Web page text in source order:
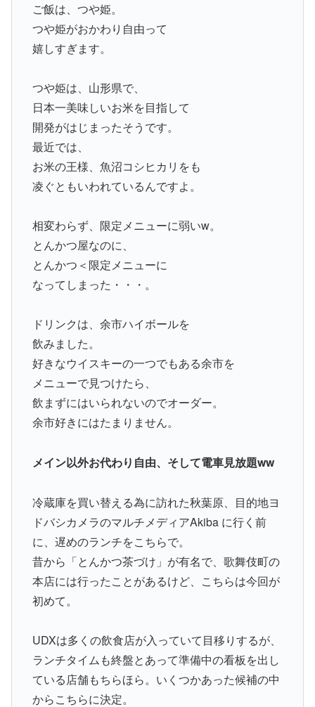
ご飯は、つや姫。
つや姫がおかわり自由って
嬉しすぎます。
つや姫は、山形県で、
日本一美味しいお米を目指して
開発がはじまったそうです。
最近では、
お米の王様、魚沼コシヒカリをも
凌ぐともいわれているんですよ。
相変わらず、限定メニューに弱いw。
とんかつ屋なのに、
とんかつ＜限定メニューに
なってしまった・・・。
ドリンクは、余市ハイボールを
飲みました。
好きなウイスキーの一つでもある余市を
メニューで見つけたら、
飲まずにはいられないのでオーダー。
余市好きにはたまりません。
メイン以外お代わり自由、そして電車見放題ww
冷蔵庫を買い替える為に訪れた秋葉原、目的地ヨ
ドバシカメラのマルチメディアAkiba に行く前
に、遅めのランチをこちらで。
昔から「とんかつ茶づけ」が有名で、歌舞伎町の
本店には行ったことがあるけど、こちらは今回が
初めて。
UDXは多くの飲食店が入っていて目移りするが、
ランチタイムも終盤とあって準備中の看板を出し
ている店舗もちらほら。いくつかあった候補の中
からこちらに決定。